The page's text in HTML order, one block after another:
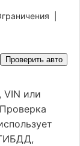
Проверить авто
VIN или